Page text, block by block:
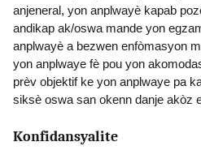
anjeneral, yon anplwayè kapab
andikap ak/oswa mande yon
anplwayè a bezwen enfòmasyon
yon anplwaye fè pou yon
prèv objektif ke yon anplwaye pa
siksè oswa san okenn danje akòz
Konfidansyalite